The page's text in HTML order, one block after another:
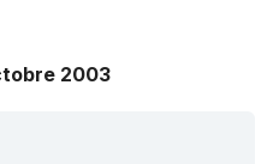
2003